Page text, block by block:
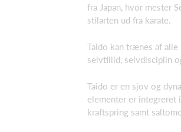
fra Japan, hvor mester
stilarten ud fra karate.
Taido kan trænes af
selvtillid, selvdisciplin
Taido er en sjov og
elementer er integreret
kraftspring samt